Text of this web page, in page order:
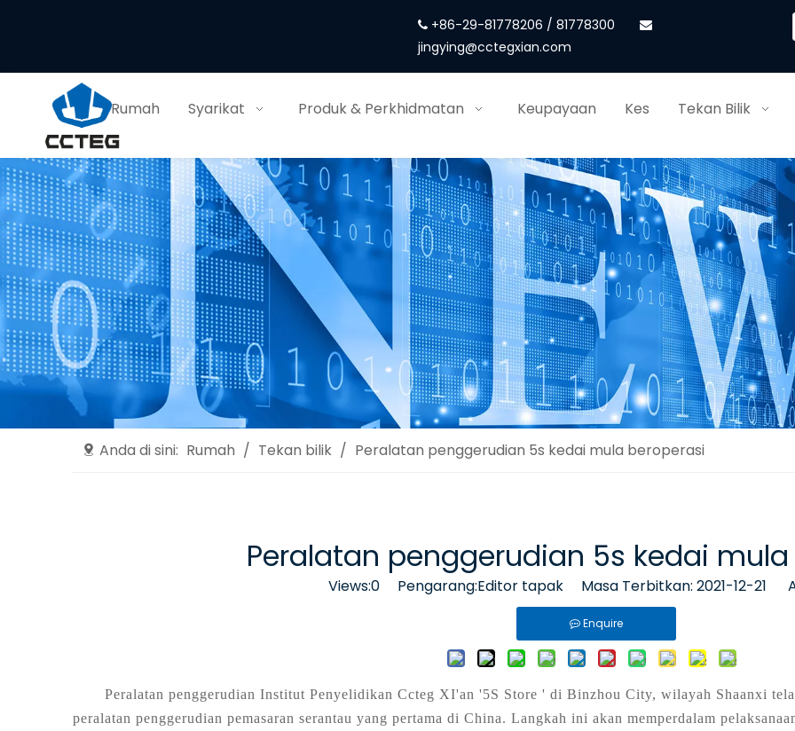
 +86-29-81778206 / 81778300
jingying@cctegxian.com
Rumah Syarikat Produk & Perkhidmatan Keupayaan Kes Tekan Bilik
Anda di sini: Rumah / Tekan bilik / Peralatan penggerudian 5s kedai mula beroperasi
Peralatan penggerudian 5s kedai
Views:0 Pengarang:Editor tapak Masa Terbitkan: 2021-12-21
Enquire
Peralatan penggerudian Institut Penyelidikan Ccteg XI'an '5S Store ' di Binzhou City, wilayah Shaanxi
peralatan penggerudian pemasaran serantau yang pertama di China. Langkah ini akan memperdalam